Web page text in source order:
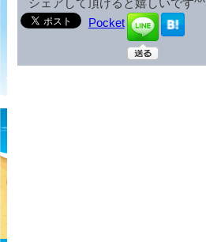
シェアして頂けると嬉しいです^^
Pocket